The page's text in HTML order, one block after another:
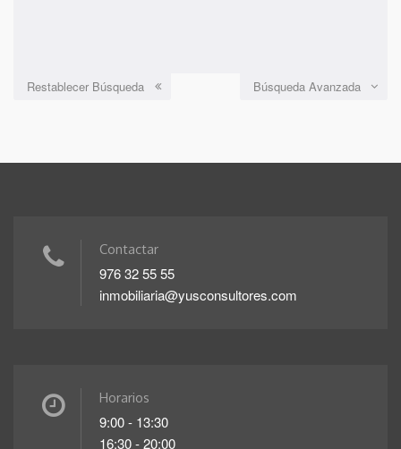
Búsqueda Avanzada
Restablecer Búsqueda
Contactar
976 32 55 55
inmobiliaria@yusconsultores.com
Horarios
9:00 - 13:30
16:30 - 20:00